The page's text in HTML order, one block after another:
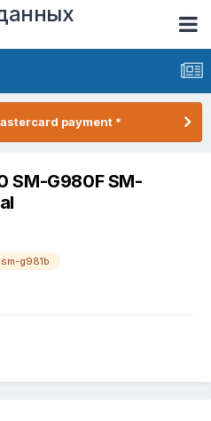
payment *
SM-G980F SM-
sm-g981b